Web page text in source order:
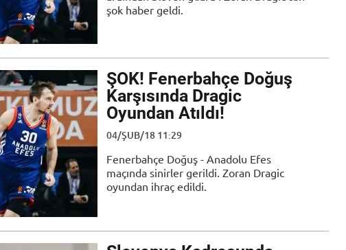
şok haber geldi.
ŞOK! Fenerbahçe Doğuş
Karşısında Dragic
Oyundan Atıldı!
04/ŞUB/18 11:29
Fenerbahçe Doğuş - Anadolu Efes
maçında sinirler gerildi. Zoran Dragic
oyundan ihraç edildi.